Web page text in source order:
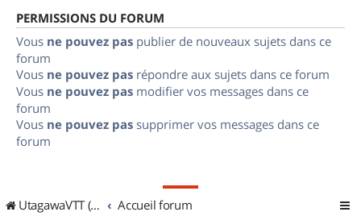
PERMISSIONS DU FORUM
Vous ne pouvez pas publier de nouveaux sujets dans ce
forum
Vous ne pouvez pas répondre aux sujets dans ce forum
Vous ne pouvez pas modifier vos messages dans ce
forum
Vous ne pouvez pas supprimer vos messages dans ce
forum
UtagawaVTT (Randos VTT et VTTAE avec traces GPS) Accueil forum